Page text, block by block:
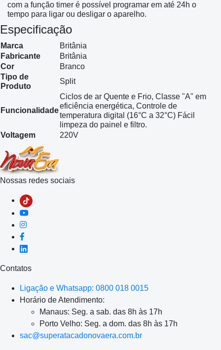
com a função timer é possível programar em até 24h o
tempo para ligar ou desligar o aparelho.
Especificação
Marca
Britânia
Fabricante
Britânia
Cor
Branco
Tipo de
Produto
Split
Funcionalidade
Ciclos de ar Quente e Frio, Classe "A" em
eficiência energética, Controle de
temperatura digital (16°C a 32°C) Fácil
limpeza do painel e filtro.
Voltagem
220V
Nossas redes sociais
Contatos
Ligação e Whatsapp: 0800 018 0015
Horário de Atendimento:
Manaus: Seg. a sab. das 8h às 17h
Porto Velho: Seg. a dom. das 8h às 17h
sac@superatacadonovaera.com.br